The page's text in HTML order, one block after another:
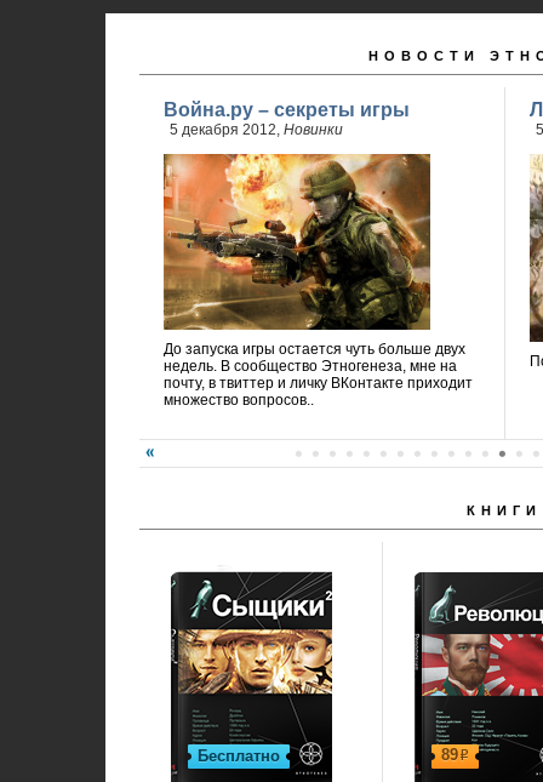
НОВОСТИ
Война.ру – секреты игры
5 декабря 2012, Новинки
До запуска игры остается чуть больше двух
недель. В сообщество Этногенеза, мне на
почту, в твиттер и личку ВКонтакте приходит
множество вопросов..
КНИГИ
Бесплатно 89р